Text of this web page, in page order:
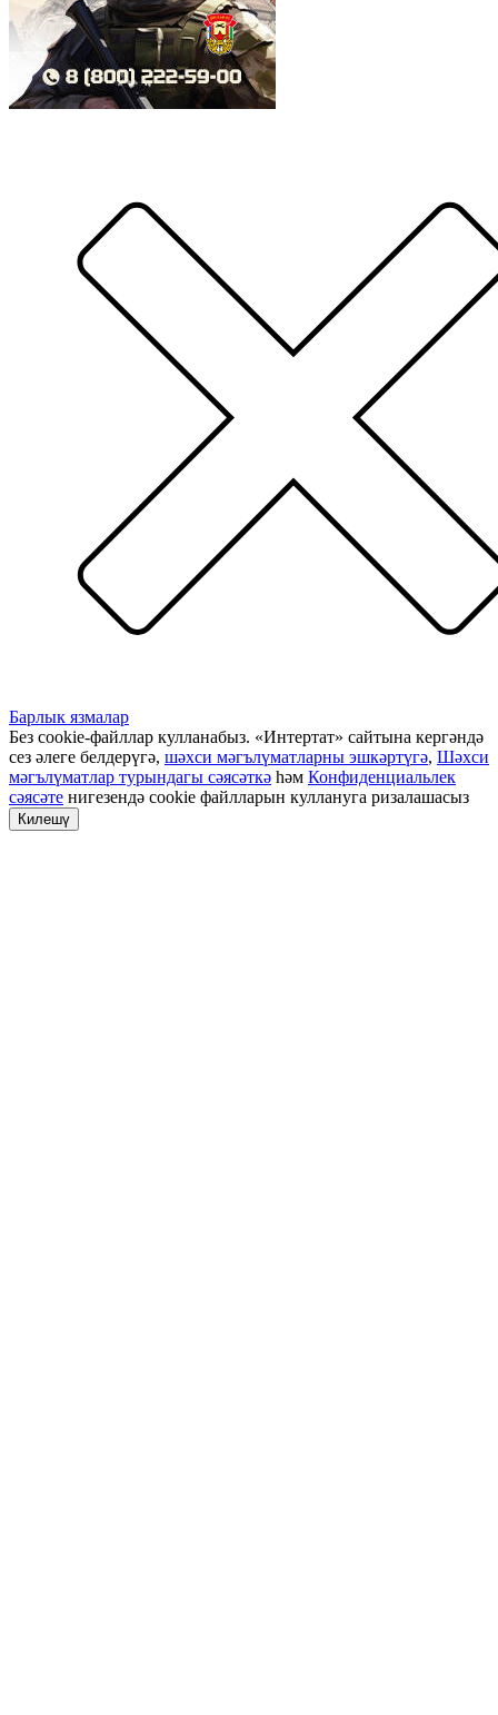
Барлык язмалар
Без cookie-файллар кулланабыз. «Интертат» сайтына кергәндә
сез әлеге белдерүгә, шәхси мәгълүматларны эшкәртүгә, Шәхси
мәгълүматлар турындагы сәясәткә һәм Конфиденциальлек
сәясәте нигезендә cookie файлларын куллануга ризалашасыз
Килешү